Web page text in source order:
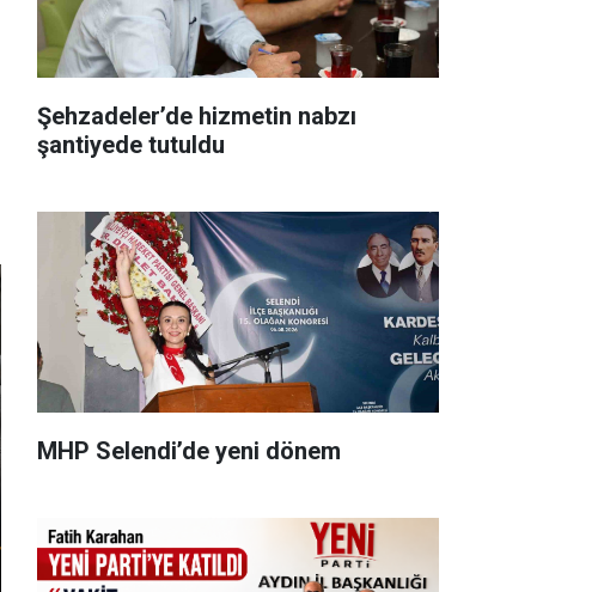
Şehzadeler’de hizmetin nabzı
şantiyede tutuldu
MHP Selendi’de yeni dönem